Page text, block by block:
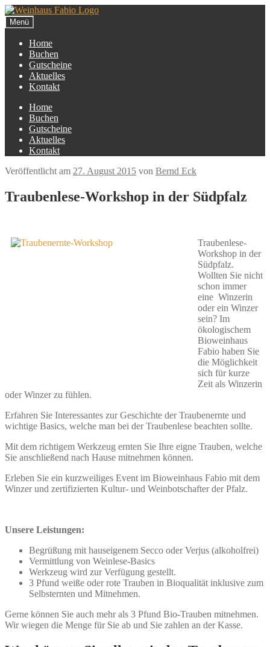
Zur
Navigation
springen
Zum
Inhalt
springen
Menü
Home
Buchen
Gutscheine
Aktuelles
Kontakt
Home
Buchen
Gutscheine
Aktuelles
Kontakt
Veröffentlicht am 27. August 2015 von Bernd Eck
Traubenlese-Workshop in der Südpfalz
Traubenlese-
Workshop in der
Südpfalz.
Wollten Sie nicht
schon immer
eine Winzerin
oder ein Winzer
sein? Im
ökologischem
Bioweinhaus
Fabio haben Sie
die Möglichkeit
sich für kurze
Zeit als Winzerin
oder Winzer zu fühlen.
Erfahren Sie Interessantes zur Geschichte der Traubenernte und
wichtige Basics, welche man bei der Traubenlese beachten sollte.
Mit dem richtigem Werkzeug ernten Sie Ihre eigne Trauben, welche
Sie anschließend nach Hause mitnehmen können.
Erleben Sie ein kurzweiliges Event im Bioweinhaus Fabio mit dem
Winzer und zertifizierten Kultur- und Weinbotschafter der Pfalz.
Unsere Leistungen:
Begrüßung mit hauseigenem Secco oder Verjus (alkoholfrei)
Vermittlung von Weinlese-Basics
Werkzeug wird zur Verfügung gestellt.
3 Pfund weiße oder rote Trauben in Bioqualität inklusive zum
Selbsternten und Mitnehmen.
Gerne können Sie auch mehr als 3 Pfund Bio-Trauben mitnehmen.
Wir wiegen die Menge für Sie ab und Sie zahlen an der Kasse.